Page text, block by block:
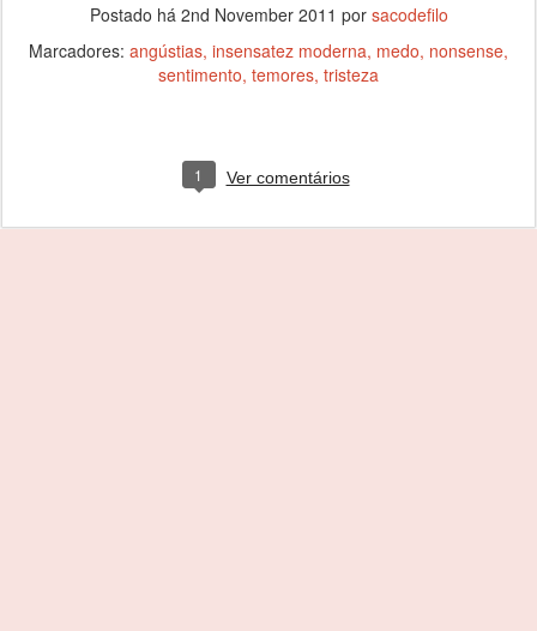
Postado há 2nd November 2011 por sacodefilo
Marcadores: angústias insensatez moderna medo nonsense
sentimento temores tristeza
1 Ver comentários